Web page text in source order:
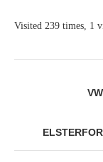
Visited 239 times, 1